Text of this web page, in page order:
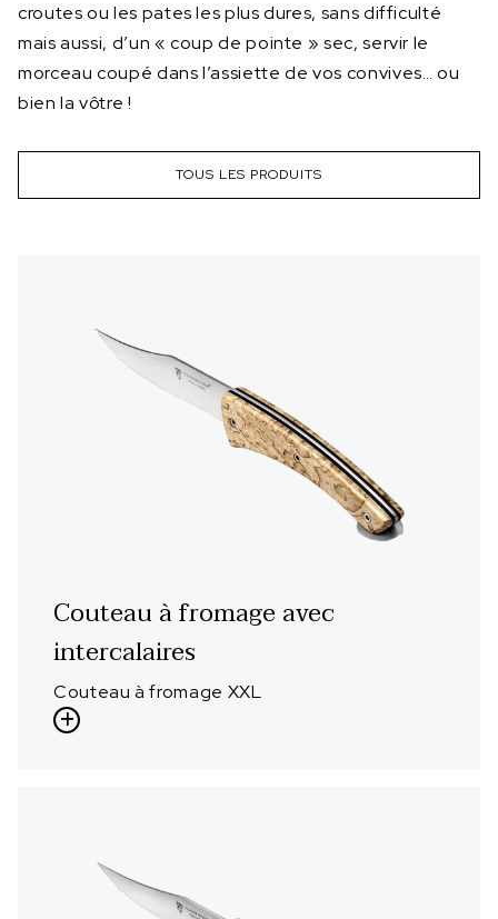
croutes ou les pates les plus dures, sans difficulté
mais aussi, d’un « coup de pointe » sec, servir le
morceau coupé dans l’assiette de vos convives… ou
bien la vôtre !
TOUS LES PRODUITS
Couteau à fromage avec
intercalaires
Couteau à fromage XXL